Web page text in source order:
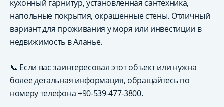
кухонный гарнитур, установленная сантехника,
напольные покрытия, окрашенные стены. Отличный
вариант для проживания у моря или инвестиции в
недвижимость в Аланье.
📞 Если вас заинтересовал этот объект или нужна
более детальная информация, обращайтесь по
номеру телефона +90-539-477-3800.